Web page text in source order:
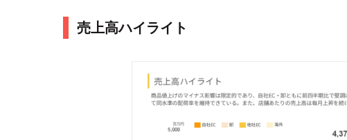
売上高ハイライト